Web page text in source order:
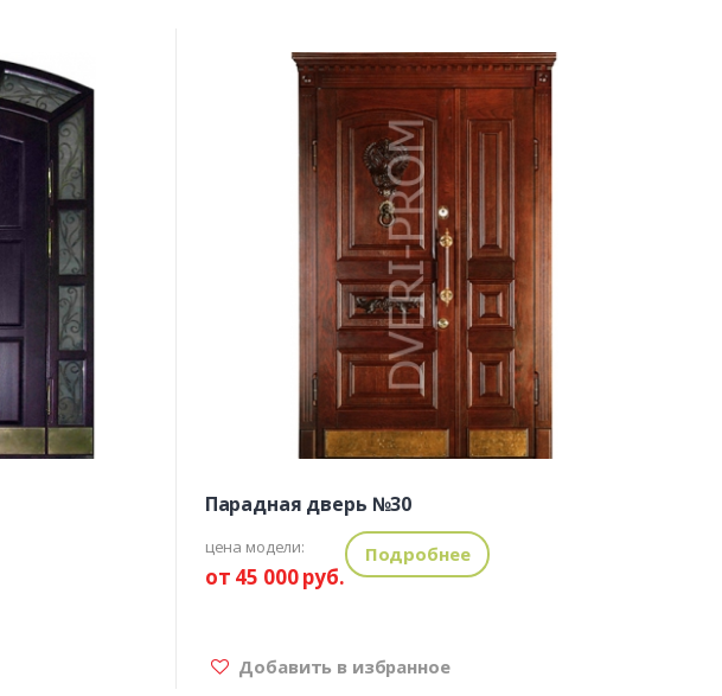
Парадная дверь №30
цена модели:
от 45 000 руб.
Подробнее
Добавить в избранное